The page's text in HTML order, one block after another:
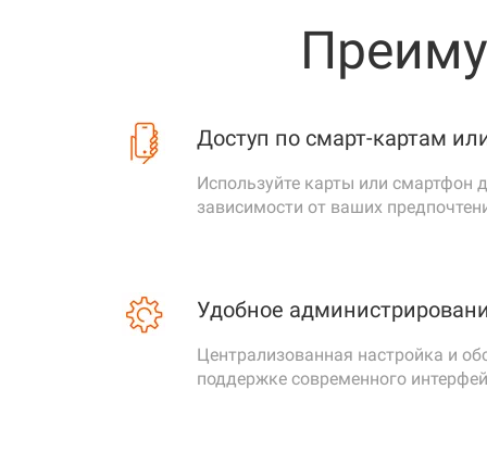
Класс защиты IP
Средства диагностики
Доступ по смарт-картам
Используйте карты или смартфон
зависимости от ваших
Удобное
Централизованная настройка и
поддержке современного